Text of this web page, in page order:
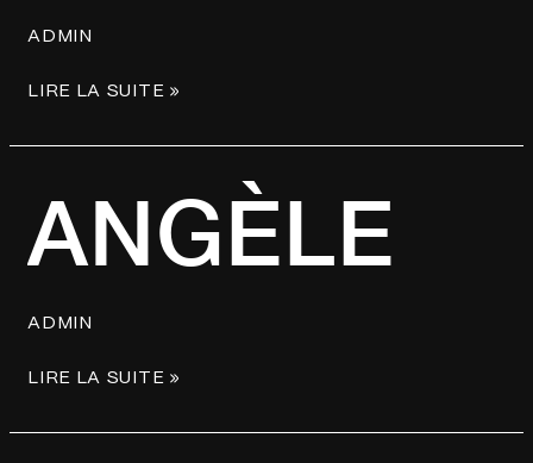
ADMIN
LIRE LA SUITE »
ANGÈLE
ADMIN
LIRE LA SUITE »